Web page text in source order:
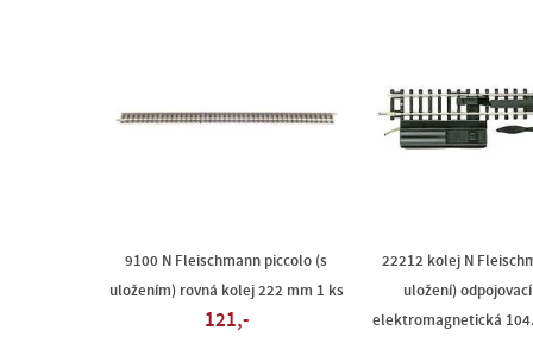
9100 N Fleischmann piccolo (s
uložením) rovná kolej 222 mm 1 ks
121,-
22212 kolej N
uložení)
elektromagnetická